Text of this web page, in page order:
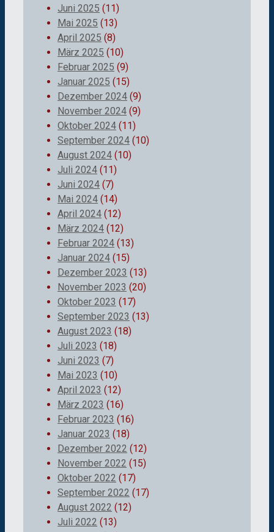
Juni 2025 (11)
Mai 2025 (13)
April 2025 (8)
März 2025 (10)
Februar 2025 (9)
Januar 2025 (15)
Dezember 2024 (9)
November 2024 (9)
Oktober 2024 (11)
September 2024 (10)
August 2024 (10)
Juli 2024 (11)
Juni 2024 (7)
Mai 2024 (14)
April 2024 (12)
März 2024 (12)
Februar 2024 (13)
Januar 2024 (15)
Dezember 2023 (13)
November 2023 (20)
Oktober 2023 (17)
September 2023 (13)
August 2023 (18)
Juli 2023 (18)
Juni 2023 (7)
Mai 2023 (10)
April 2023 (12)
März 2023 (16)
Februar 2023 (16)
Januar 2023 (18)
Dezember 2022 (12)
November 2022 (15)
Oktober 2022 (17)
September 2022 (17)
August 2022 (12)
Juli 2022 (13)